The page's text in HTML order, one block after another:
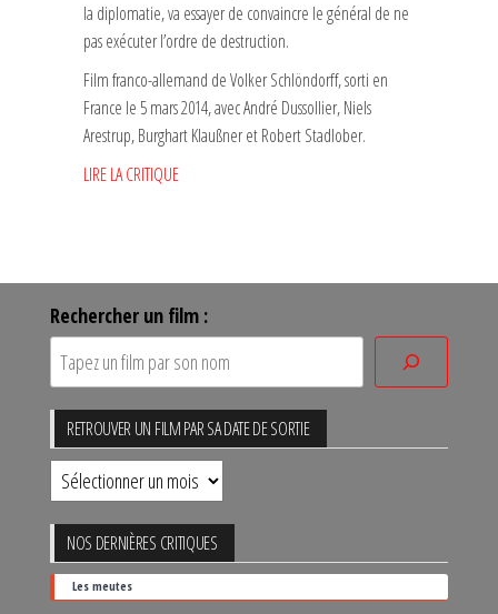
la diplomatie, va essayer de convaincre le général de ne
pas exécuter l’ordre de destruction.
Film franco-allemand de Volker Schlöndorff, sorti en
France le 5 mars 2014, avec André Dussollier, Niels
Arestrup, Burghart Klaußner et Robert Stadlober.
LIRE LA CRITIQUE
Rechercher un film :
RETROUVER UN FILM PAR SA DATE DE SORTIE
Retrouver
un
film
par
sa
NOS DERNIÈRES CRITIQUES
Les meutes